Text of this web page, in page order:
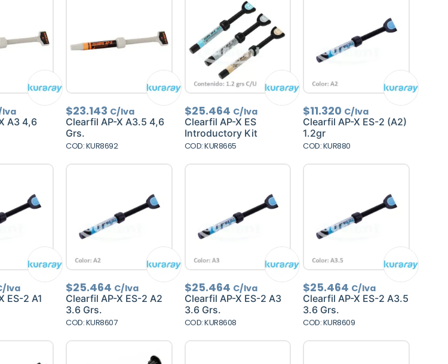
Iva
A3 4,6
$23.143 C/Iva
Clearfil AP-X A3.5 4,6
Grs.
COD: KUR8692
$25.464 C/Iva
Clearfil AP-X ES
Introductory Kit
COD: KUR8665
$11.320 C/Iva
Clearfil AP-X ES-2 (A2)
1.2gr
COD: KUR880
Iva
ES-2 A1
$25.464 C/Iva
Clearfil AP-X ES-2 A2
3.6 Grs.
COD: KUR8607
$25.464 C/Iva
Clearfil AP-X ES-2 A3
3.6 Grs.
COD: KUR8608
$25.464 C/Iva
Clearfil AP-X ES-2 A3.5
3.6 Grs.
COD: KUR8609